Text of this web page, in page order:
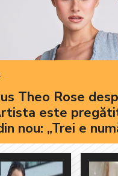
Theo Rose
este
nou: „Trei e